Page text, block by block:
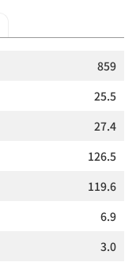
859
25.5
27.4
126.5
119.6
6.9
3.0